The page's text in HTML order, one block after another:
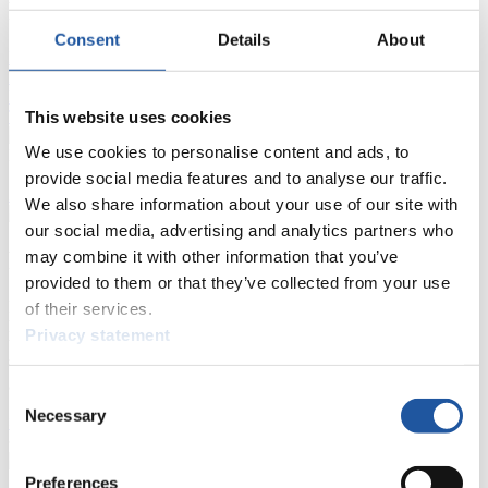
Consent Details About
This website uses cookies
We use cookies to personalise content and ads, to
provide social media features and to analyse our traffic.
We also share information about your use of our site with
our social media, advertising and analytics partners who
may combine it with other information that you’ve
provided to them or that they’ve collected from your use
of their services.
Privacy statement
Selection
Necessary
Preferences
FIL LIVE TV
RodelnHighlights YOG Gangwon 2024
Tippspiel
Naturbahn
Zielgruppen Anzeigen
Für Presse- und Medienvertreter
Hier finden Sie Informationen für Presse- und Medienvertreter. Sie
haben Zugriff auf Athletenbiographien und Informationen zu
Wettkämpfen. Außerdem können Sie Ihre Medienakkreditierung
beantragen, die Grundregeln des Rennrodelsports einsehen und
>> Weiter